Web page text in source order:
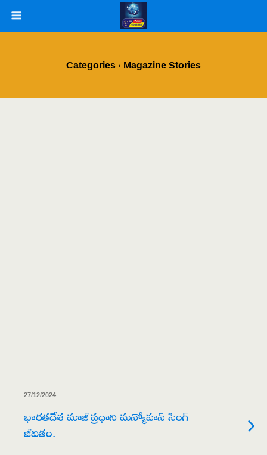
Categories ›Magazine Stories
27/12/2024
భారతదేశ మాజీ ప్రధాని మన్మోహన్ సింగ్
జీవితం.